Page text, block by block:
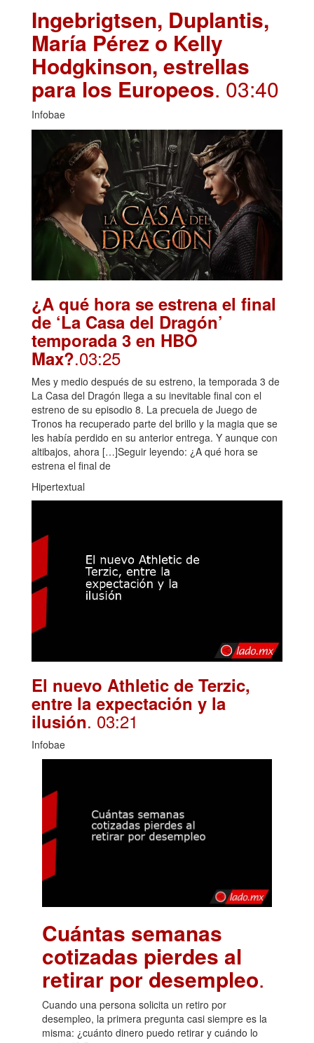
Ingebrigtsen, Duplantis,
María Pérez o Kelly
Hodgkinson, estrellas
para los Europeos. 03:40
Infobae
¿A qué hora se estrena el final
de ‘La Casa del Dragón’
temporada 3 en HBO
Max?.03:25
Mes y medio después de su estreno, la temporada 3 de
La Casa del Dragón llega a su inevitable final con el
estreno de su episodio 8. La precuela de Juego de
Tronos ha recuperado parte del brillo y la magia que se
les había perdido en su anterior entrega. Y aunque con
altibajos, ahora […]Seguir leyendo: ¿A qué hora se
estrena el final de
Hipertextual
El nuevo Athletic de Terzic,
entre la expectación y la
ilusión. 03:21
Infobae
Cuántas semanas
cotizadas pierdes al
retirar por desempleo.
Cuando una persona solicita un retiro por
desempleo, la primera pregunta casi siempre es la
misma: ¿cuánto dinero puedo retirar y cuándo lo